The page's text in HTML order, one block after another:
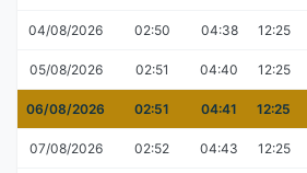
04/08/2026 02:50 04:38 12:25
05/08/2026 02:51 04:40 12:25
06/08/2026 02:51 04:41 12:25
07/08/2026 02:52 04:43 12:25